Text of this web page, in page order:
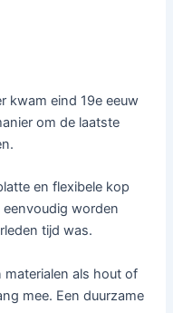
kwam eind 19e eeuw
om de laatste
en flexibele kop
worden
tijd was.
materialen als hout of
mee. Een duurzame